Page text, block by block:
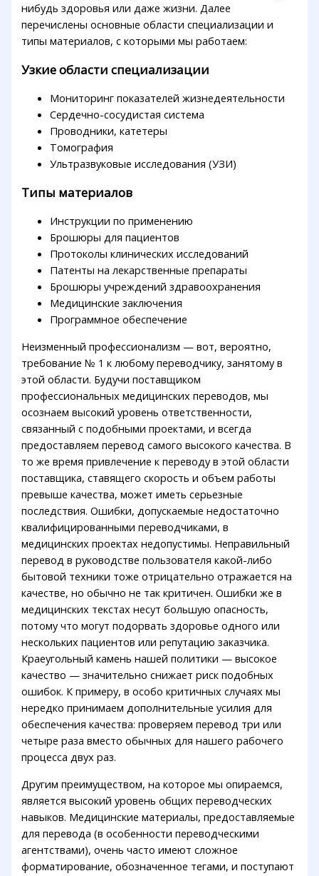
нибудь здоровья или даже жизни. Далее
перечислены основные области специализации и
типы материалов, с которыми мы работаем:
Узкие области специализации
Мониторинг показателей жизнедеятельности
Сердечно-сосудистая система
Проводники, катетеры
Томография
Ультразвуковые исследования (УЗИ)
Типы материалов
Инструкции по применению
Брошюры для пациентов
Протоколы клинических исследований
Патенты на лекарственные препараты
Брошюры учреждений здравоохранения
Медицинские заключения
Программное обеспечение
Неизменный профессионализм — вот, вероятно,
требование № 1 к любому переводчику, занятому в
этой области. Будучи поставщиком
профессиональных медицинских переводов, мы
осознаем высокий уровень ответственности,
связанный с подобными проектами, и всегда
предоставляем перевод самого высокого качества. В
то же время привлечение к переводу в этой области
поставщика, ставящего скорость и объем работы
превыше качества, может иметь серьезные
последствия. Ошибки, допускаемые недостаточно
квалифицированными переводчиками, в
медицинских проектах недопустимы. Неправильный
перевод в руководстве пользователя какой-либо
бытовой техники тоже отрицательно отражается на
качестве, но обычно не так критичен. Ошибки же в
медицинских текстах несут большую опасность,
потому что могут подорвать здоровье одного или
нескольких пациентов или репутацию заказчика.
Краеугольный камень нашей политики — высокое
качество — значительно снижает риск подобных
ошибок. К примеру, в особо критичных случаях мы
нередко принимаем дополнительные усилия для
обеспечения качества: проверяем перевод три или
четыре раза вместо обычных для нашего рабочего
процесса двух раз.
Другим преимуществом, на которое мы опираемся,
является высокий уровень общих переводческих
навыков. Медицинские материалы, предоставляемые
для перевода (в особенности переводческими
агентствами), очень часто имеют сложное
форматирование, обозначенное тегами, и поступают